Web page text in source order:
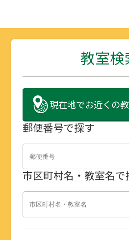
教室検
現在地でお近くの
郵便番号で探す
市区町村名・教室名で